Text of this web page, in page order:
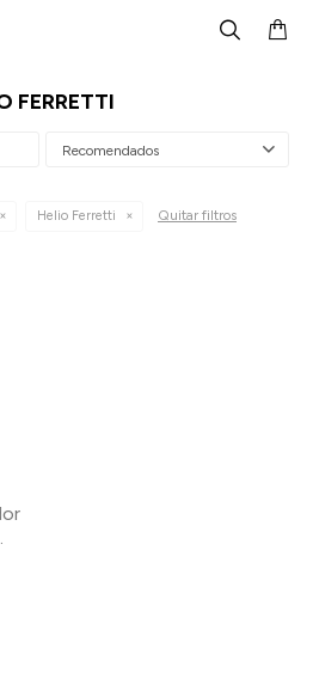
FERRETTI
Recomendados
Helio Ferretti Quitar filtros